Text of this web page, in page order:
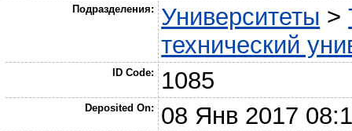
Подразделения: Университеты >
технический
ID Code: 1085
Deposited On: 08 Янв 2017